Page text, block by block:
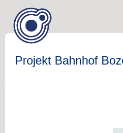
Projekt Bahnhof